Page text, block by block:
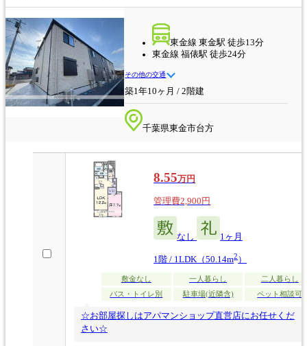
東金線 東金駅 徒歩13分
東金線 福俵駅 徒歩24分
その他の交通
築1年10ヶ月 / 2階建
千葉県東金市台方
8.55万円
管理費2,900円
なし 1ヶ月
1階 / 1LDK（50.14m2）
敷金なし 一人暮らし
二人暮らし
バス・トイレ別
駐車場(近隣含) ペット相談可
☆お部屋探しはアパマンショップ直営店にお任せくだ
さい☆